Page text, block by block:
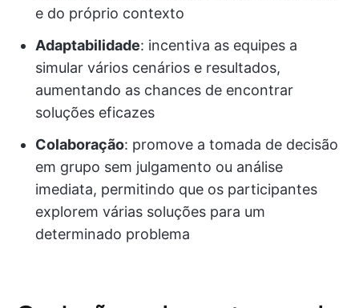
e do próprio contexto
Adaptabilidade: incentiva as equipes a
simular vários cenários e resultados,
aumentando as chances de encontrar
soluções eficazes
Colaboração: promove a tomada de decisão
em grupo sem julgamento ou análise
imediata, permitindo que os participantes
explorem várias soluções para um
determinado problema